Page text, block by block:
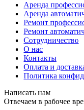
Аренда
Аренда
Ремонт
Ремонт
Сотрудничество
О нас
Контакты
Оплата и
Политика
Написать нам
Отвечаем в рабочее